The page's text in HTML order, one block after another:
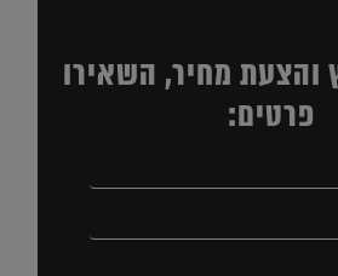
והצעת מחיר, השאירו
פרטים: